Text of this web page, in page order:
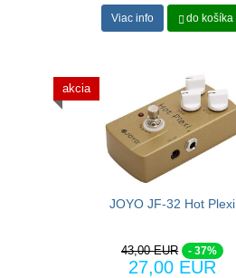
Viac info do košíka
akcia
JOYO JF-32 Hot Plexi
43,00 EUR - 37%
27,00 EUR